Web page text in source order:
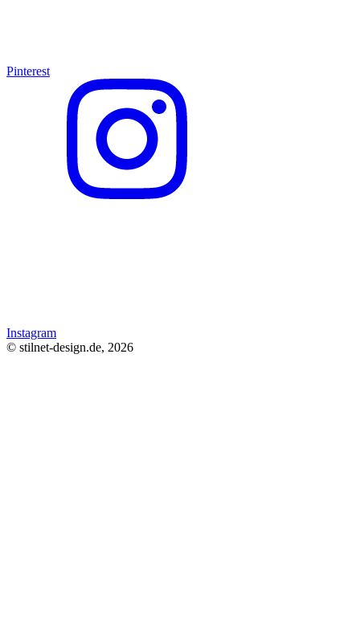
Pinterest
Instagram
© stilnet-design.de, 2026